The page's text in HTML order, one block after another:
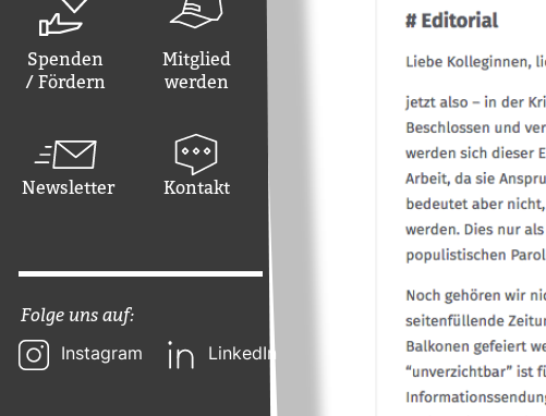
Spenden
/ Fördern
Mitglied
werden
Newsletter Kontakt
Folge uns auf:
Instagram LinkedIn